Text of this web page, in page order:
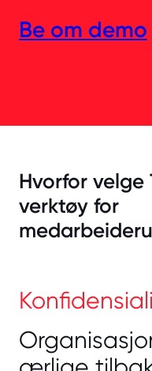
Be om demo
Hvorfor velge
verktøy for